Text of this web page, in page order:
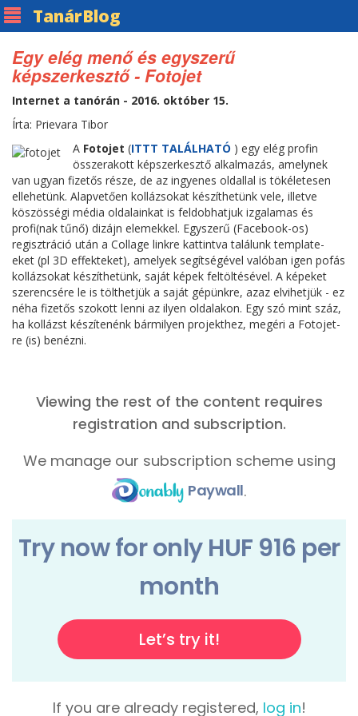
TanárBlog
Egy elég menő és egyszerű
képszerkesztő - Fotojet
Internet a tanórán - 2016. október 15.
Írta: Prievara Tibor
A Fotojet (ITTT TALÁLHATÓ ) egy elég profin
összerakott képszerkesztő alkalmazás, amelynek
van ugyan fizetős része, de az ingyenes oldallal is tökéletesen
ellehetünk. Alapvetően kollázsokat készíthetünk vele, illetve
köszösségi média oldalainkat is feldobhatjuk izgalamas és
profi(nak tűnő) dizájn elemekkel. Egyszerű (Facebook-os)
regisztráció után a Collage linkre kattintva találunk template-
eket (pl 3D effekteket), amelyek segítségével valóban igen pofás
kollázsokat készíthetünk, saját képek feltöltésével. A képeket
szerencsére le is tölthetjük a saját gépünkre, azaz elvihetjük - ez
néha fizetős szokott lenni az ilyen oldalakon. Egy szó mint száz,
ha kollázst készítenénk bármilyen projekthez, megéri a Fotojet-
re (is) benézni.